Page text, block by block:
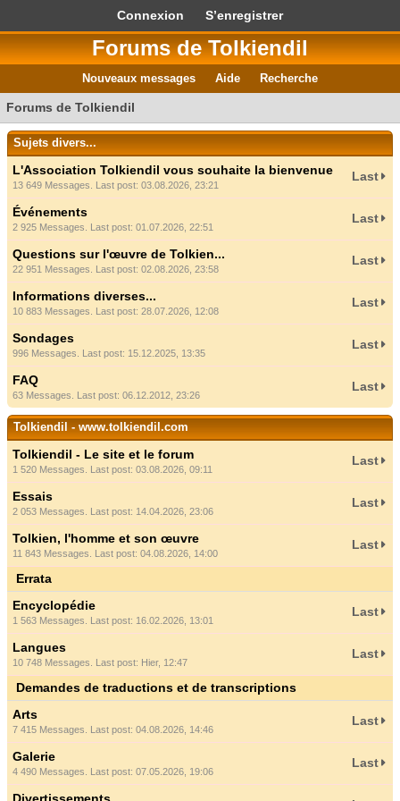
Connexion S’enregistrer
Forums de Tolkiendil
Nouveaux messages Aide Recherche
Forums de Tolkiendil
Sujets divers...
L'Association Tolkiendil vous souhaite la bienvenue
13 649 Messages. Last post: 03.08.2026, 23:21
Last
Événements
2 925 Messages. Last post: 01.07.2026, 22:51
Last
Questions sur l'œuvre de Tolkien...
22 951 Messages. Last post: 02.08.2026, 23:58
Last
Informations diverses...
10 883 Messages. Last post: 28.07.2026, 12:08
Last
Sondages
996 Messages. Last post: 15.12.2025, 13:35
Last
FAQ
63 Messages. Last post: 06.12.2012, 23:26
Last
Tolkiendil - www.tolkiendil.com
Tolkiendil - Le site et le forum
1 520 Messages. Last post: 03.08.2026, 09:11
Last
Essais
2 053 Messages. Last post: 14.04.2026, 23:06
Last
Tolkien, l'homme et son œuvre
11 843 Messages. Last post: 04.08.2026, 14:00
Last
Errata
Encyclopédie
1 563 Messages. Last post: 16.02.2026, 13:01
Last
Langues
10 748 Messages. Last post: Hier, 12:47
Last
Demandes de traductions et de transcriptions
Arts
7 415 Messages. Last post: 04.08.2026, 14:46
Last
Galerie
4 490 Messages. Last post: 07.05.2026, 19:06
Last